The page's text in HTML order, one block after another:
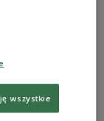
z najlepiej
nie narzeka. W
Men"
wszystkie